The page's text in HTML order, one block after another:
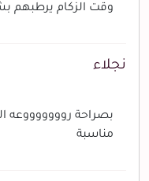
وقت الزكام يرطبهم
نجلاء
بصراحة روووووووعه
مناسبة